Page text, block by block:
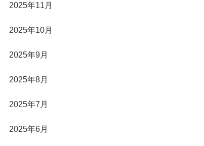
2025年11月
2025年10月
2025年9月
2025年8月
2025年7月
2025年6月